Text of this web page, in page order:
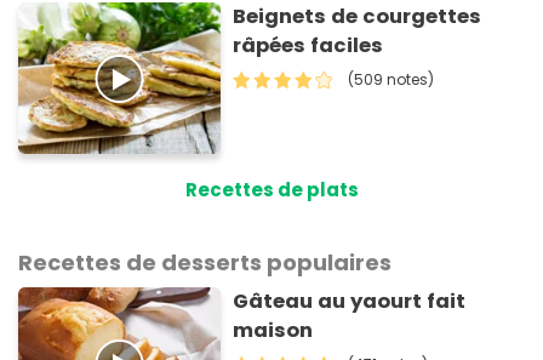
Beignets de courgettes
râpées faciles
(509 notes)
Recettes de plats
Recettes de desserts populaires
Gâteau au yaourt fait
maison